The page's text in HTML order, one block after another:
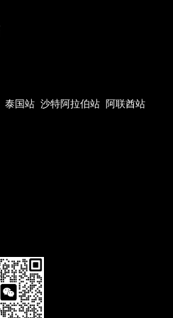
泰国站 沙特阿拉伯站 阿联酋站